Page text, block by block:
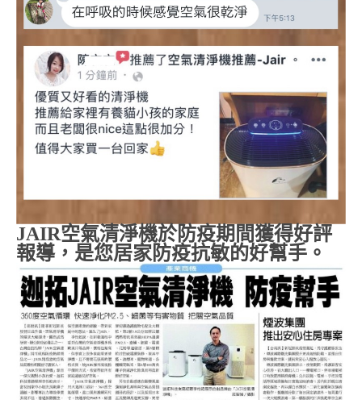
JAIR空氣清淨機於防疫期間獲得好評
報導，是您居家防疫抗敏的好幫手。